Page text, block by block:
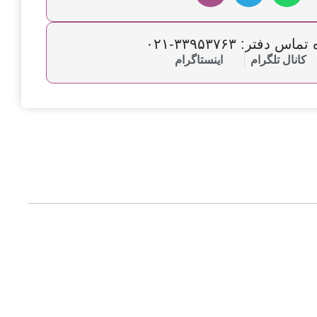
دفتر: ۳۳۹۵۳۷۶۳-۰۲۱
کانال تلگرام اینستاگرام